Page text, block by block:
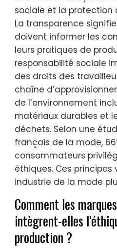
sociale et la protection
La transparence
doivent informer les
leurs pratiques de
responsabilité sociale
des droits des
chaîne
de l’environnement
matériaux durables et
déchets. Selon une
français de la mode,
consommateurs
éthiques. Ces principes
industrie de la mode
Comment les
intègrent-elles
production ?